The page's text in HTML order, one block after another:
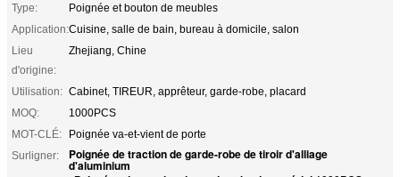
Type:
Poignée et bouton de meubles
Application:Cuisine, salle de bain, bureau à domicile, salon
Lieu
d'origine:
Zhejiang, Chine
Utilisation: Cabinet, TIREUR, apprêteur, garde-robe, placard
MOQ:
1000PCS
MOT-CLÉ:
Poignée va-et-vient de porte
Surligner:
Poignée de traction de garde-robe de tiroir d'alliage
d'aluminium